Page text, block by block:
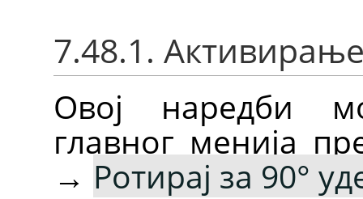
7.48.1.
Овој наредби
главног менија
→ Ротирај за 90°